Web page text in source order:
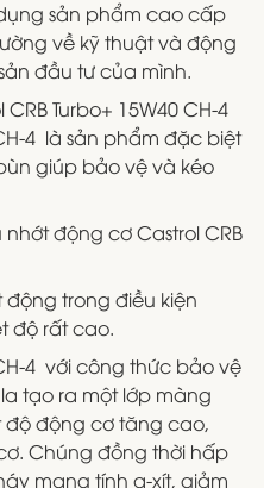
sản phẩm cao cấp
về kỹ thuật và động
đầu tư của mình.
Turbo+ 15W40 CH-4
4 là sản phẩm đặc biệt
giúp bảo vệ và kéo
động cơ Castrol CRB
trong điều kiện
độ rất cao.
4 với công thức bảo vệ
tạo ra một lớp màng
động cơ tăng cao,
Chúng đồng thời hấp
mang tính a-xít, giảm